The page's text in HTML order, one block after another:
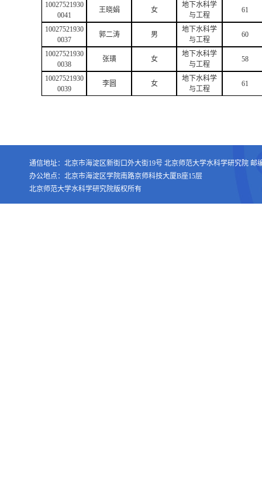
10027521930
0041
王晓娟 女
地下水科学
与工程
61
10027521930
0037
郭二涛 男
地下水科学
与工程
60
10027521930
0038
张璜 女
地下水科学
与工程
58
10027521930
0039
李圆 女
地下水科学
与工程
61
通信地址：北京市海淀区新街口外大街19号 北京师范大学水科学研究院 邮
办公地点：北京市海淀区学院南路京师科技大厦B座15层
北京师范大学水科学研究院版权所有